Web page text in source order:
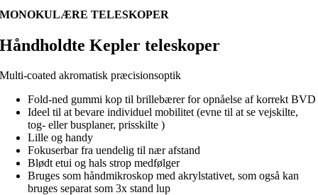
MONOKULÆRE TELESKOPER
Håndholdte Kepler teleskoper
Multi-coated akromatisk præcisionsoptik
Fold-ned gummi kop til brillebærer for opnåelse af korrekt BVD
Ideel til at bevare individuel mobilitet (evne til at se vejskilte,
tog- eller busplaner, prisskilte )
Lille og handy
Fokuserbar fra uendelig til nær afstand
Blødt etui og hals strop medfølger
Bruges som håndmikroskop med akrylstativet, som også kan
bruges separat som 3x stand lup